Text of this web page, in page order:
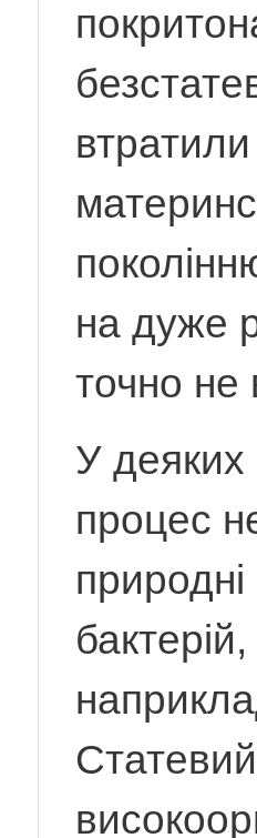
на дуже
точно не
У деяких
процес
природні